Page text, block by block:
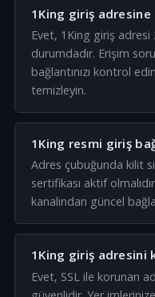
1King giriş adresine
Evet, 1King giriş adresi
durumdadır. Erişim
bağlantınızı kontrol
temizleyin.
1King resmi giriş
Adres çubuğunda kilit
sertifikası aktif
kanalından güncel
1King giriş adresini
Evet, SSL ile korunan